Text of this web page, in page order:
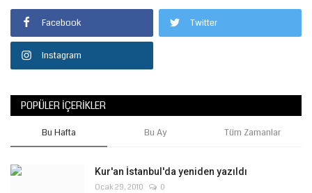
Facebook Twitter
Instagram
POPÜLER İÇERIKLER
Bu Hafta Bu Ay Tüm Zamanlar
Kur'an İstanbul'da yeniden yazıldı
Ocak 29, 2010 0